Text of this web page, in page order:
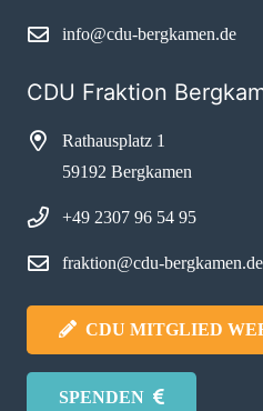
info@cdu-bergkamen.de
CDU Fraktion
Rathausplatz 1
59192 Bergkamen
+49 2307 96 54 95
fraktion@cdu-bergkamen.de
CDU MITGLIED
SPENDEN